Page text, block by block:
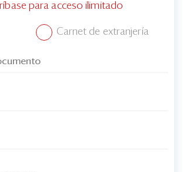
para acceso ilimitado
Carnet de extranjería